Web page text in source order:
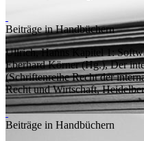
Beiträge in Handbüchern
Ullrich, Hanns
Kapitel 1:
Eberhard Körner (Hg.), Der
(Schriftenreihe Recht der
Recht und Wirtschaft,
Beiträge in Handbüchern